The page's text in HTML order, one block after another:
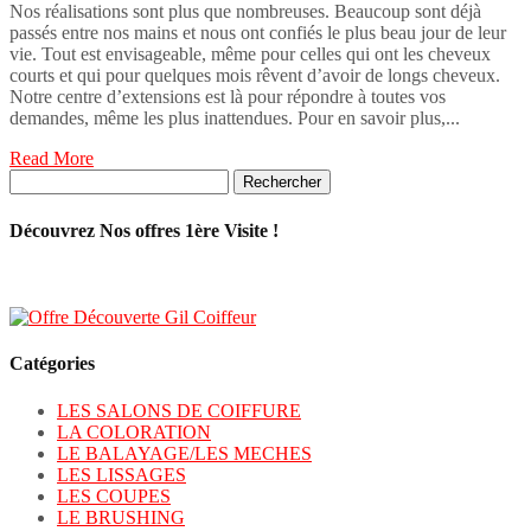
Nos réalisations sont plus que nombreuses. Beaucoup sont déjà
passés entre nos mains et nous ont confiés le plus beau jour de leur
vie. Tout est envisageable, même pour celles qui ont les cheveux
courts et qui pour quelques mois rêvent d’avoir de longs cheveux.
Notre centre d’extensions est là pour répondre à toutes vos
demandes, même les plus inattendues. Pour en savoir plus,...
Read More
Découvrez Nos offres 1ère Visite !
Catégories
LES SALONS DE COIFFURE
LA COLORATION
LE BALAYAGE/LES MECHES
LES LISSAGES
LES COUPES
LE BRUSHING